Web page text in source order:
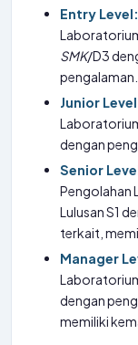
Entry Level:
SMK/D3
pengalaman.
Junior
dengan
Senior
Pengolahan
Lulusan S1
terkait,
Manager
dengan
memiliki